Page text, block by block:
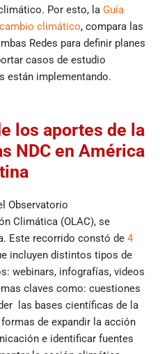
Por esto, la Guía
climático, compara las
Redes para definir planes
casos de estudio
están implementando.
los aportes de la
NDC en América
Observatorio
Climática (OLAC), se
Este recorrido constó de 4
incluyen distintos tipos de
webinars, infografías, videos
claves como: cuestiones
las bases científicas de la
de expandir la acción
e identificar fuentes